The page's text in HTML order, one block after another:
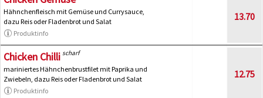
Hähnchenfleisch mit Gemüse und Currysauce,
dazu Reis oder Fladenbrot und Salat
Produktinfo
13.70
Chicken Chilli scharf
mariniertes Hähnchenbrustfilet mit Paprika und
Zwiebeln, dazu Reis oder Fladenbrot und Salat
Produktinfo
12.75